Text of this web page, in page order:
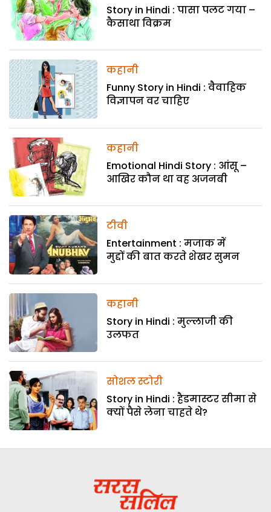
Story in Hindi : पासा पलट गया –
कैसाथा विक्रम
कहानी
Funny Story in Hindi : वैवाहिक
विज्ञापन वर चाहिए
कहानी
Emotional Hindi Story : आंसू –
आखिर कौन था वह अजनबी
टीवी
Entertainment : मजाक में
मुद्दों की बात करते शेखर सुमन
कहानी
Story in Hindi : मुल्लाजी की
उलफत
सोशल स्टोरी
Story in Hindi : हैडमास्टर सीमा से
क्यों पैसे लेना चाहते थे?